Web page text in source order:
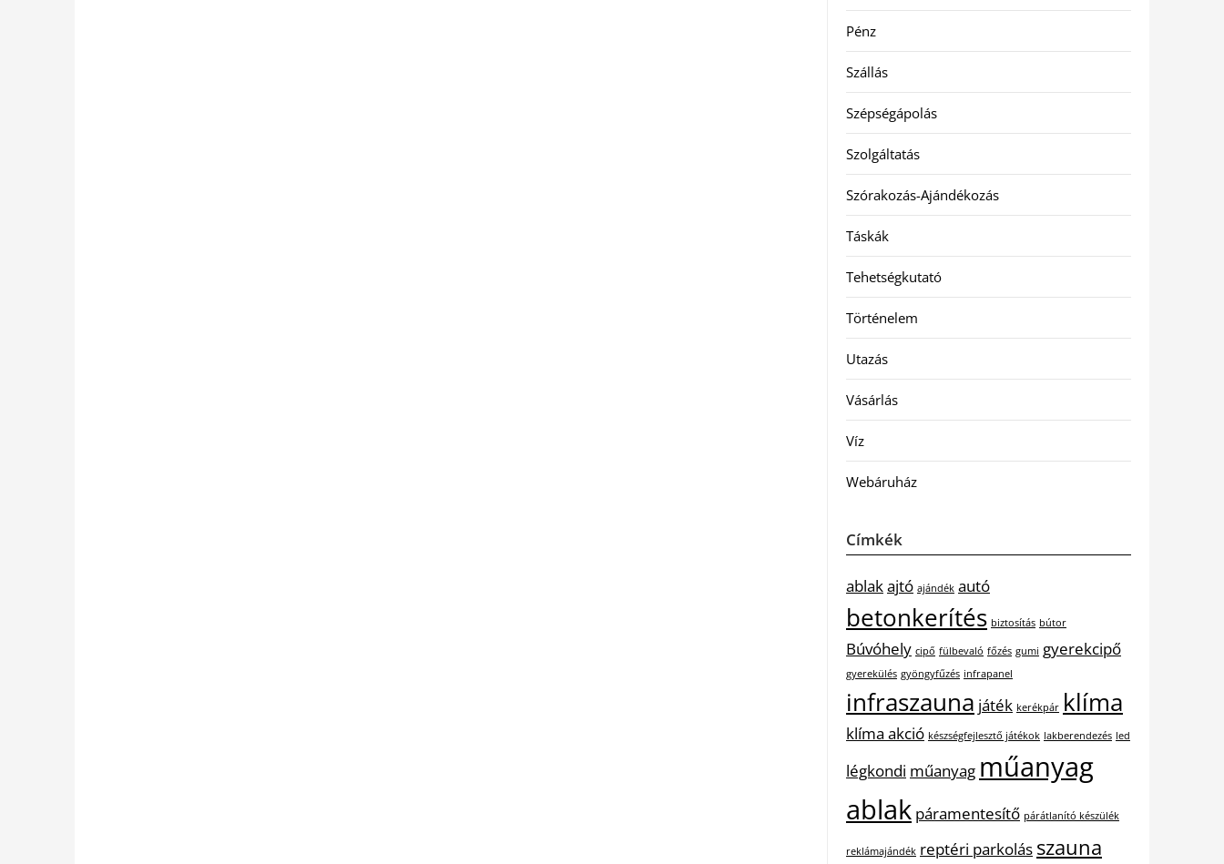
Pénz
Szállás
Szépségápolás
Szolgáltatás
Szórakozás-Ajándékozás
Táskák
Tehetségkutató
Történelem
Utazás
Vásárlás
Víz
Webáruház
Címkék
ablakajtó ajándék autó
betonkerítés biztosítás bútor
Búvóhely cipő fülbevaló főzés gumi gyerekcipő
gyerekülés gyöngyfűzés infrapanel
infraszauna játék kerékpár klíma
klíma akció készségfejlesztő játékok lakberendezés led
légkondi műanyag műanyag
ablak páramentesítő párátlanító készülék
reklámajándék reptéri parkolás szauna